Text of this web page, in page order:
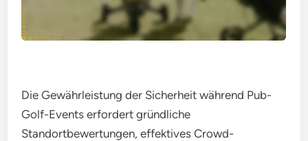
Die Gewährleistung der Sicherheit während Pub-
Golf-Events erfordert gründliche
Standortbewertungen, effektives Crowd-